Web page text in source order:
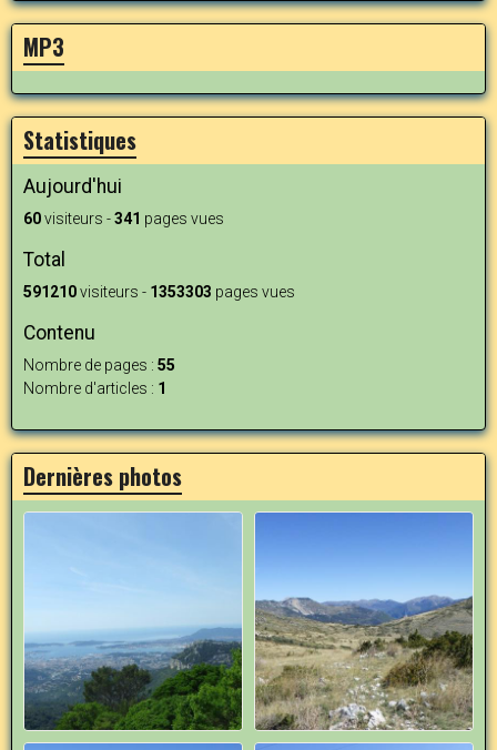
MP3
Statistiques
Aujourd'hui
60visiteurs -341 pages vues
Total
591210visiteurs - 1353303 pages vues
Contenu
Nombre de pages : 55
Nombre d'articles : 1
Dernières photos